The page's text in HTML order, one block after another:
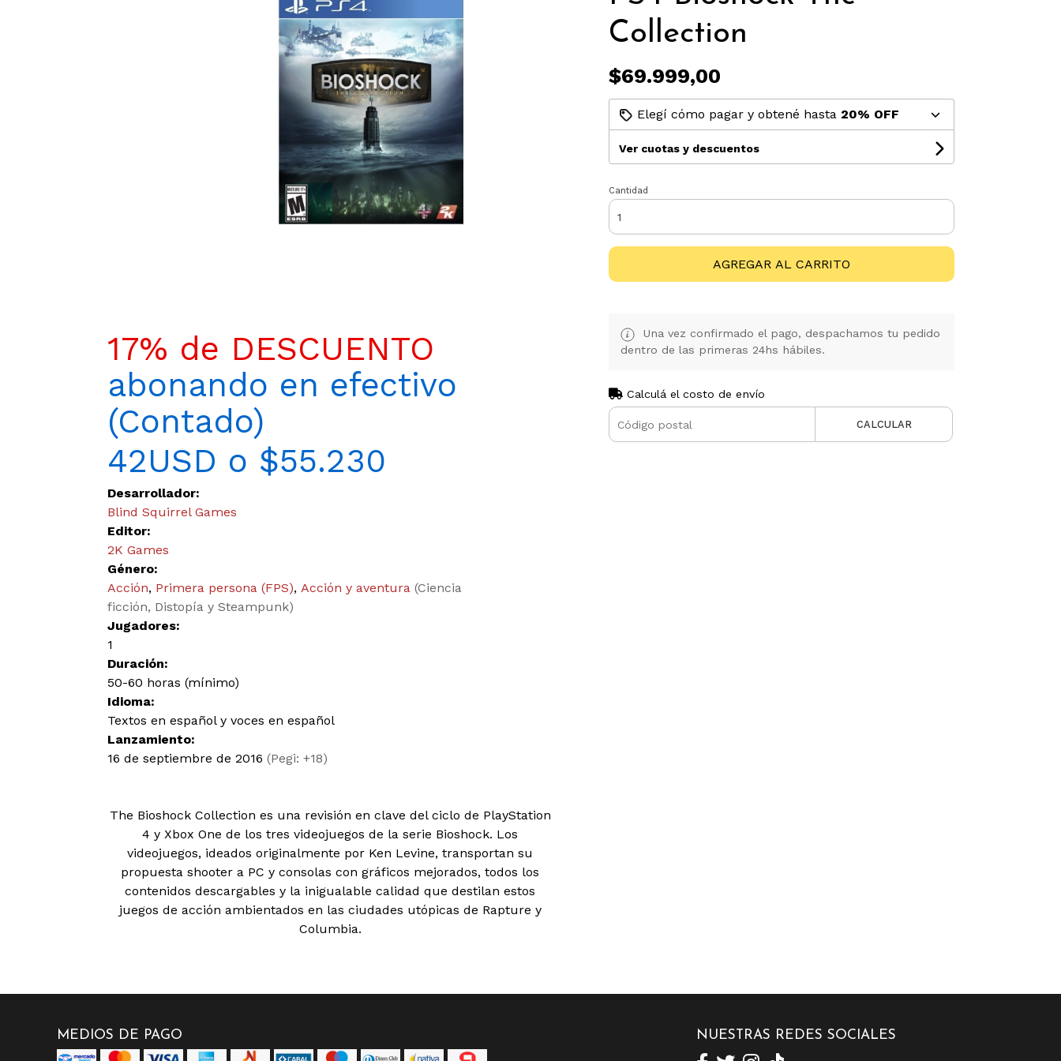
17% de DESCUENTO
abonando en efectivo
(Contado)
42USD o $55.230
Desarrollador:
Blind Squirrel Games
Editor:
2K Games
Género:
Acción, Primera persona (FPS), Acción y aventura (Ciencia
ficción, Distopía y Steampunk)
Jugadores:
1
Duración:
50-60 horas (mínimo)
Idioma:
Textos en español y voces en español
Lanzamiento:
16 de septiembre de 2016 (Pegi: +18)
The Bioshock Collection es una revisión en clave del ciclo de PlayStation
4 y Xbox One de los tres videojuegos de la serie Bioshock. Los
videojuegos, ideados originalmente por Ken Levine, transportan su
propuesta shooter a PC y consolas con gráficos mejorados, todos los
contenidos descargables y la inigualable calidad que destilan estos
juegos de acción ambientados en las ciudades utópicas de Rapture y
Columbia.
Collection
$69.999,00
Elegí cómo pagar y obtené hasta 20% OFF
Ver cuotas y descuentos
Cantidad
AGREGAR AL CARRITO
Una vez confirmado el pago, despachamos tu pedido
dentro de las primeras 24hs hábiles.
Calculá el costo de envío
CALCULAR
MEDIOS DE PAGO NUESTRAS REDES SOCIALES